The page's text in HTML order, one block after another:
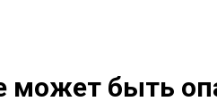
быть